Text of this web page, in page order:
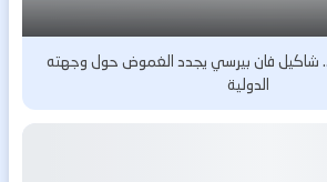
شاكيل فان بيرسي يجدد الغموض حول وجهته
الدولية